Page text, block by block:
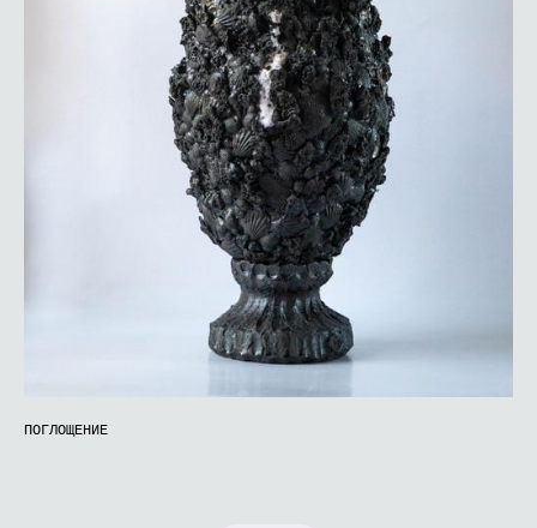
ПОГЛОЩЕНИЕ